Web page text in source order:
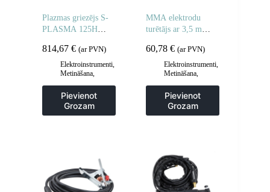
Plazmas griezējs S-
PLASMA 125H
814,67 € (ar PVN)
Elektroinstrumenti,
Metināšana,
CNC ploteri
Pievienot
Grozam
MMA elektrodu
turētājs ar 3,5 m
200A
60,78€ (ar PVN)
Elektroinstrumenti,
Metināšana,
piederumi
Pievienot
Grozam